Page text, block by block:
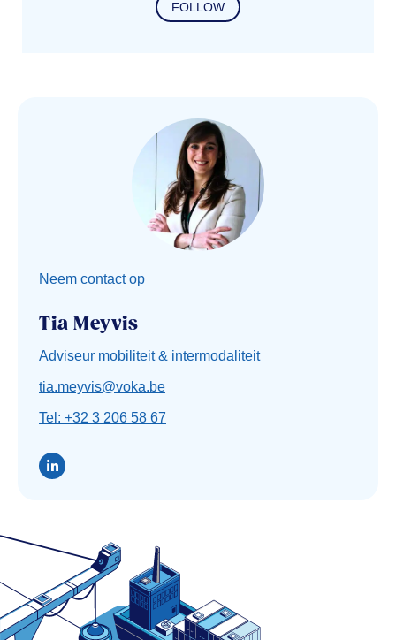
FOLLOW
Neem contact op
Tia Meyvis
Adviseur mobiliteit & intermodaliteit
tia.meyvis@voka.be
Tel: +32 3 206 58 67